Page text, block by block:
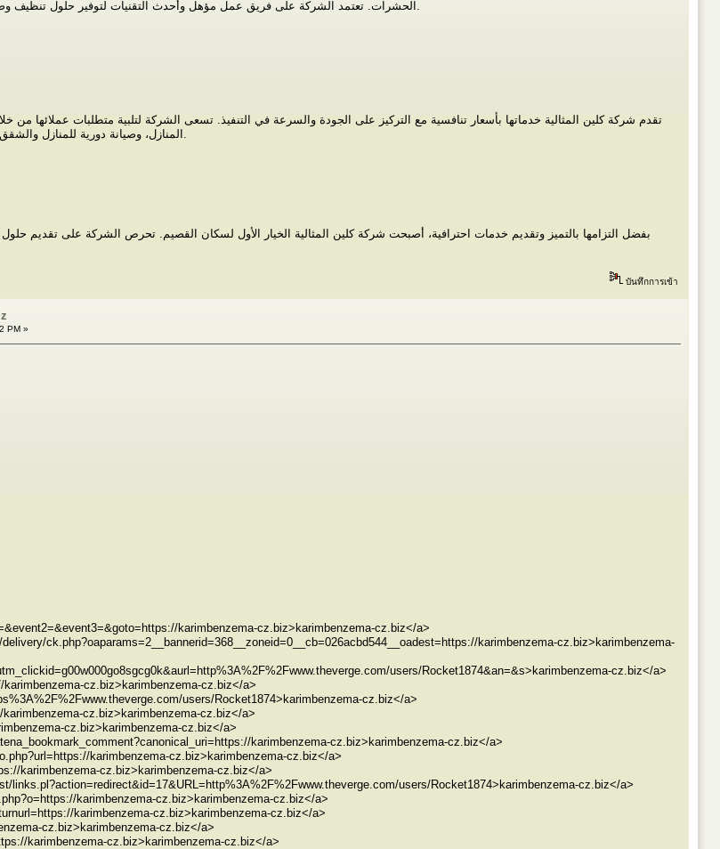
تقدم شركة كلين المثالية خدماتها بأسعار تنافسية مع التركيز على الجودة والسرعة في التنفيذ. تسعى الشركة لتلبية متطلبات عملائها
بفضل التزامها بالتميز وتقديم خدمات احترافية، أصبحت شركة كلين المثالية الخيار الأول لسكان القصيم. تحرص الشركة على تقديم
บันทึกการเข้า
PM »
karimbenzema-cz.biz>karimbenzema-cz.biz</a>
ck.php?oaparams=2__bannerid=368__zoneid=0__cb=026acbd544__oadest=https://karimbenzema-cz.biz>karimbenzema-
users/Rocket1874&an=&s>karimbenzema-cz.biz</a>
cz.biz>karimbenzema-cz.biz</a>
users/Rocket1874>karimbenzema-cz.biz</a>
cz.biz>karimbenzema-cz.biz</a>
cz.biz>karimbenzema-cz.biz</a>
karimbenzema-cz.biz>karimbenzema-cz.biz</a>
karimbenzema-cz.biz>karimbenzema-cz.biz</a>
karimbenzema-cz.biz>karimbenzema-cz.biz</a>
links.pl?action=redirect&id=17&URL=http%3A%2F%2Fwww.theverge.com/users/Rocket1874>karimbenzema-cz.biz</a>
karimbenzema-cz.biz>karimbenzema-cz.biz</a>
karimbenzema-cz.biz>karimbenzema-cz.biz</a>
cz.biz>karimbenzema-cz.biz</a>
karimbenzema-cz.biz>karimbenzema-cz.biz</a>